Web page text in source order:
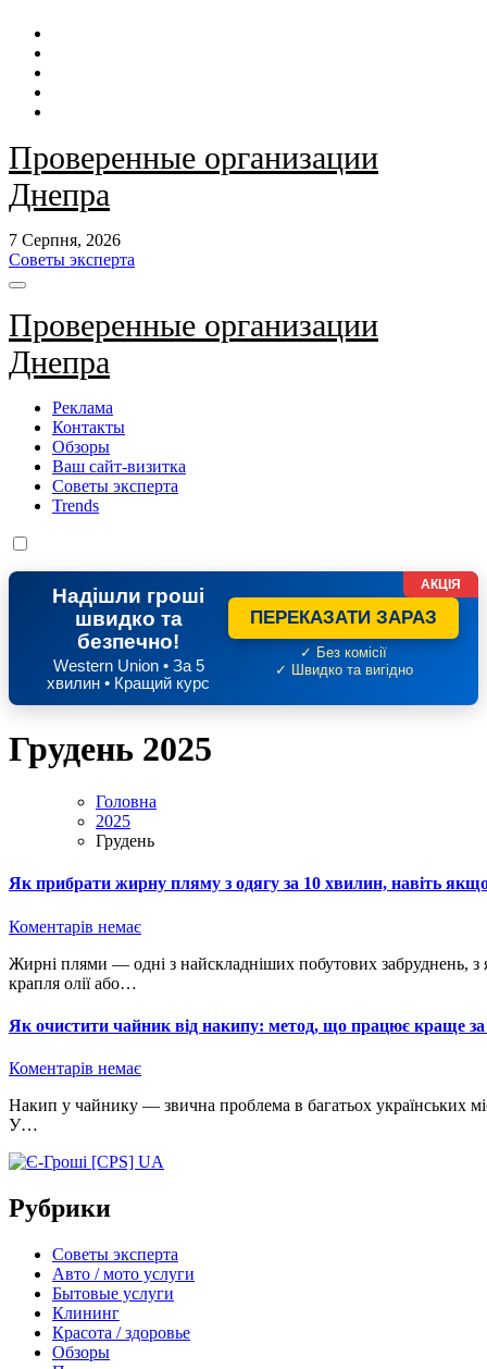
Перейти
контенту
Проверенные организации
Днепра
7 Серпня, 2026
Советы эксперта
Проверенные организации
Днепра
Реклама
Контакты
Обзоры
Ваш сайт-визитка
Советы эксперта
Trends
Надішли гроші
швидко та
безпечно!
Western Union • За 5
хвилин • Кращий курс
ПЕРЕКАЗАТИ ЗАРАЗ
✓ Без комісії
✓ Швидко та вигідно
АКЦІЯ
Грудень 2025
Головна
2025
Грудень
Як прибрати жирну пляму з одягу за 10 хвилин, навіть якщо
Коментарів немає
Жирні плями — одні з найскладніших побутових забруднень, з якими стикається кожна людина. Навіть маленька
крапля олії або…
Як очистити чайник від накипу: метод, що працює краще за
Коментарів немає
Накип у чайнику — звична проблема в багатьох українських містах, особливо там, де вода має підвищену жорсткість.
У…
Рубрики
Советы эксперта
Авто / мото услуги
Бытовые услуги
Клининг
Красота / здоровье
Обзоры